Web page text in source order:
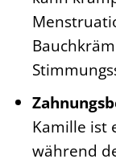
Kamille ist
während